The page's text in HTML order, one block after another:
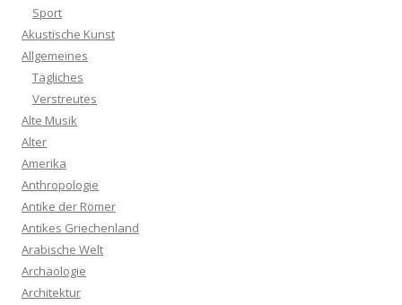
Sport
Akustische Kunst
Allgemeines
Tägliches
Verstreutes
Alte Musik
Alter
Amerika
Anthropologie
Antike der Römer
Antikes Griechenland
Arabische Welt
Archäologie
Architektur